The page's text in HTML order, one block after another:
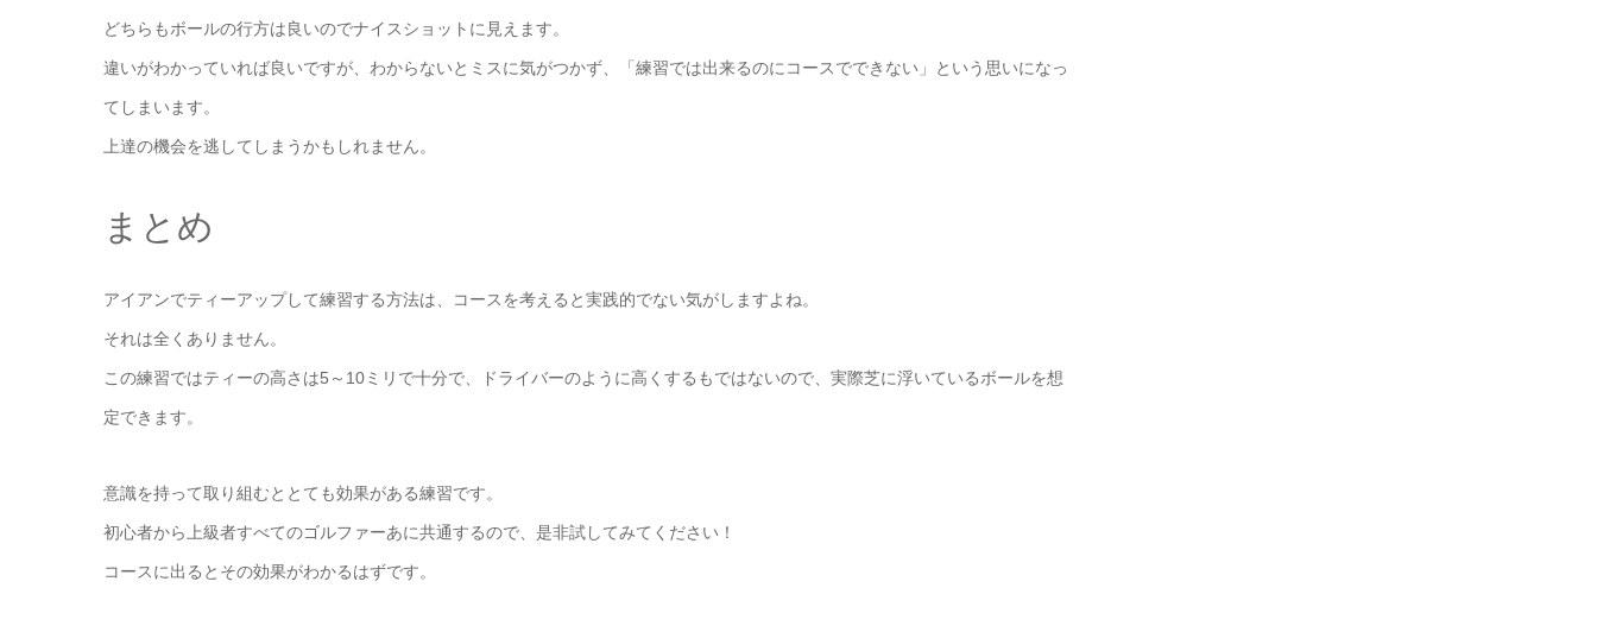
どちらもボールの行方は良いのでナイスショットに見えます。
違いがわかっていれば良いですが、わからないとミスに気がつかず、「練習では出来るのにコースでできない」という思いになっ
てしまいます。
上達の機会を逃してしまうかもしれません。
まとめ
アイアンでティーアップして練習する方法は、コースを考えると実践的でない気がしますよね。
それは全くありません。
この練習ではティーの高さは5～10ミリで十分で、ドライバーのように高くするもではないので、実際芝に浮いているボールを想
定できます。
意識を持って取り組むととても効果がある練習です。
初心者から上級者すべてのゴルファーあに共通するので、是非試してみてください！
コースに出るとその効果がわかるはずです。